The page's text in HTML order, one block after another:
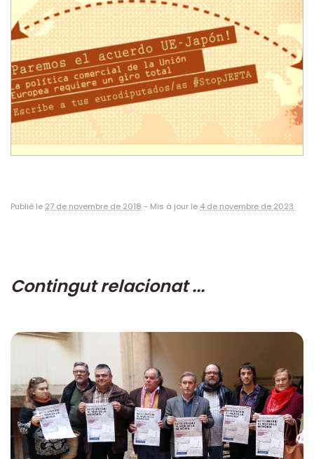
Publié le 27 de novembre de 2018 - Mis à jour le 4 de novembre de 2023
Contingut relacionat ...